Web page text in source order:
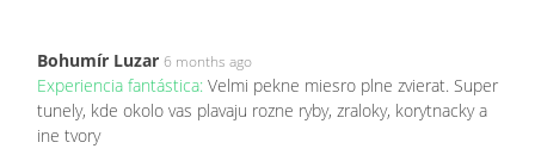
Bohumír Luzar 6 months ago
Experiencia fantástica: Velmi pekne miesro plne zvierat. Super
tunely, kde okolo vas plavaju rozne ryby, zraloky, korytnacky a
ine tvory